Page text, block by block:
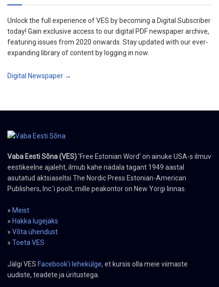
Unlock the full experience of VES by becoming a Digital Subscriber
today! Gain exclusive access to our digital PDF newspaper archive,
featuring issues from 2020 onwards. Stay updated with our ever-
expanding library of content by logging in now.
Digital Newspaper →
Vaba Eesti Sõna (VES)'Free Estonian Word' on ainuke USA-s ilmuv
eestikeelne ajaleht, ilmub kahe nädala tagant 1949 aastal
asutatud aktsiaseltsi The Nordic Press Estonian-American
Publishers, Inc.’i poolt, mille peakontor on New Yorgi linnas.
» Meist
» Hakka lugejaks
» Võta ühendust
» Toeta VES
Jälgi VES Facebook'i lehekülge, et kursis olla meie viimaste
uudiste, teadete ja üritustega.